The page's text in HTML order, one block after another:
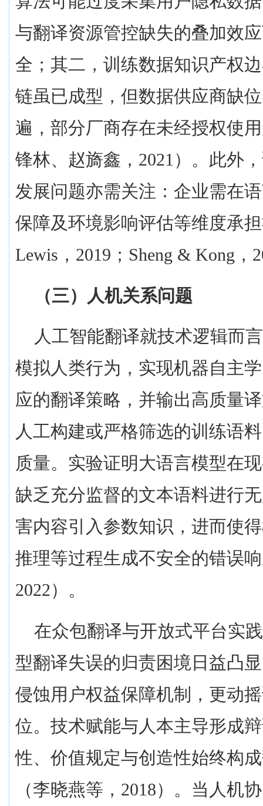
与翻译资源管控缺失的叠加效
全；其二，训练数据知识产权
链虽已成型，但数据供应商缺
遍，部分厂商存在未经授权使
锋林、赵旖鑫， 2021）。此外
发展问题亦需关注：企业需在
保障及环境影响评估等维度承
Lewis ， 2019 ； Sheng & Kong ，
（三）人机关系问题
人工智能翻译就技术逻辑而
模拟人类行为，实现机器自主
应的翻译策略，并输出高质量
人工构建或严格筛选的训练语
质量。实验证明大语言模型在
缺乏充分监督的文本语料进行
害内容引入参数知识，进而使
推理等过程生成不安全的错误
2022）。
在众包翻译与开放式平台实
型翻译失误的归责困境日益凸
侵蚀用户权益保障机制，更动
位。技术赋能与人本主导形成
性、价值规定与创造性始终构
（李晓燕等， 2018）。当人机